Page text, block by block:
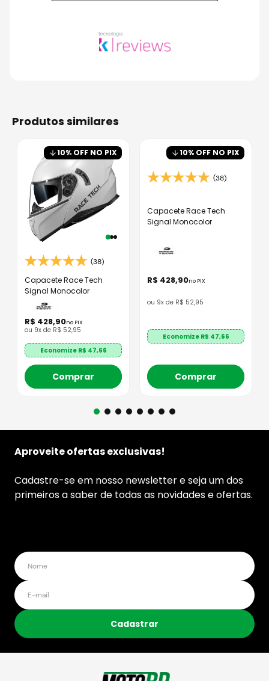
produtos similares
10% OFF NO PIX
(38)
Capacete Race Tech
Signal Monocolor
R$ 428,90no PIX
ou 9x de R$ 52,95
Economize R$ 47,66
Comprar
10% OFF NO PIX
(38)
Capacete Race Tech
Signal Monocolor
R$ 428,90no PIX
ou 9x de R$ 52,95
Economize R$ 47,66
Comprar
Aproveite ofertas exclusivas!
Cadastre-se em nosso newsletter e seja um dos
primeiros a saber de todas as novidades e ofertas.
Cadastrar